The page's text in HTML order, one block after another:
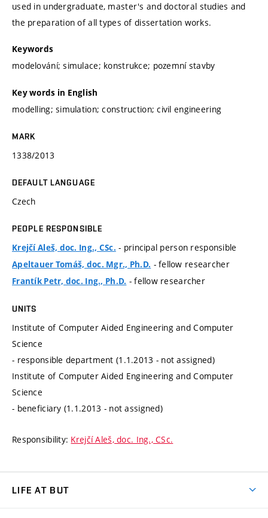
used in undergraduate, master's and doctoral studies and
the preparation of all types of dissertation works.
Keywords
modelování; simulace; konstrukce; pozemní stavby
Key words in English
modelling; simulation; construction; civil engineering
MARK
1338/2013
DEFAULT LANGUAGE
Czech
PEOPLE RESPONSIBLE
Krejčí Aleš, doc. Ing., CSc. - principal person responsible
Apeltauer Tomáš, doc. Mgr., Ph.D. - fellow researcher
Frantík Petr, doc. Ing., Ph.D. - fellow researcher
UNITS
Institute of Computer Aided Engineering and Computer
Science
- responsible department (1.1.2013 - not assigned)
Institute of Computer Aided Engineering and Computer
Science
- beneficiary (1.1.2013 - not assigned)
Responsibility: Krejčí Aleš, doc. Ing., CSc.
LIFE AT BUT